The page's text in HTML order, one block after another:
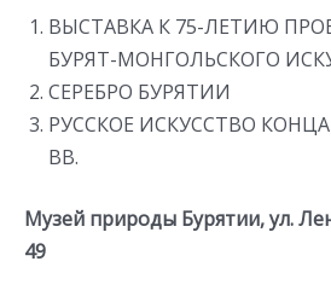
ВЫСТАВКА К 75-ЛЕТИЮ
БУРЯТ-МОНГОЛЬСКОГО
СЕРЕБРО БУРЯТИИ
РУССКОЕ ИСКУССТВО КОНЦА
ВВ.
Музей природы Бурятии, ул.
49